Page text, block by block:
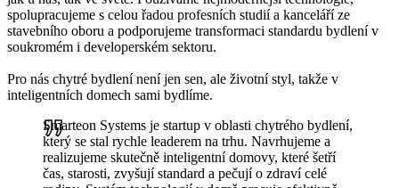
spolupracujeme s celou řadou profesních studií a kanceláří ze
stavebního oboru a podporujeme transformaci standardu bydlení v
soukromém i developerském sektoru.
Pro nás chytré bydlení není jen sen, ale životní styl, takže v
inteligentních domech sami bydlíme.
Smarteon Systems je startup v oblasti chytrého bydlení,
který se stal rychle leaderem na trhu. Navrhujeme a
realizujeme skutečně inteligentní domovy, které šetří
čas, starosti, zvyšují standard a pečují o zdraví celé